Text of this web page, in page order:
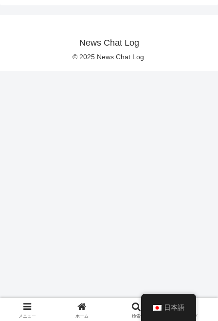
News Chat Log
© 2025 News Chat Log.
メニュー ホーム 検索 トップ
日本語